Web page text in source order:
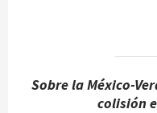
Sobre la México-
colisión